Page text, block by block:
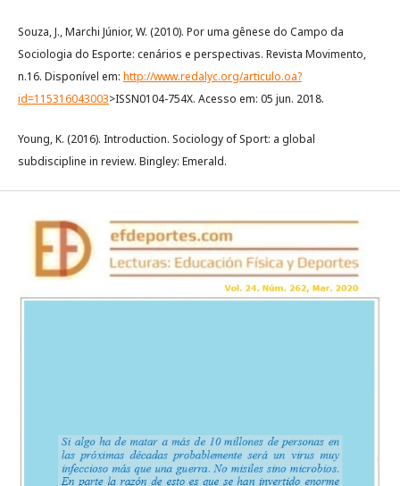
Souza, J., Marchi Júnior, W. (2010). Por uma gênese do Campo da
Sociologia do Esporte: cenários e perspectivas. Revista Movimento,
n.16. Disponível em: http://www.redalyc.org/articulo.oa?
id=115316043003>ISSN0104-754X. Acesso em: 05 jun. 2018.
Young, K. (2016). Introduction. Sociology of Sport: a global
subdiscipline in review. Bingley: Emerald.